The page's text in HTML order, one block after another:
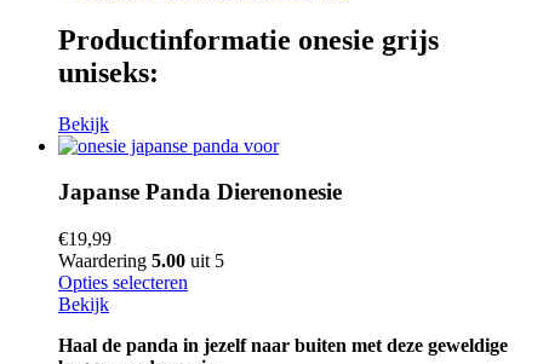
Productinformatie onesie grijs
uniseks:
Bekijk
Japanse Panda Dierenonesie
€19,99
Waardering 5.00 uit 5
Opties selecteren
Bekijk
Haal de panda in jezelf naar buiten met deze geweldige